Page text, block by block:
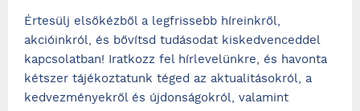
Értesülj elsőkézből a legfrissebb híreinkről,
akcióinkról, és bővítsd tudásodat kiskedvenceddel
kapcsolatban! Iratkozz fel hírlevelünkre, és havonta
kétszer tájékoztatunk téged az aktualitásokról, a
kedvezményekről és újdonságokról, valamint